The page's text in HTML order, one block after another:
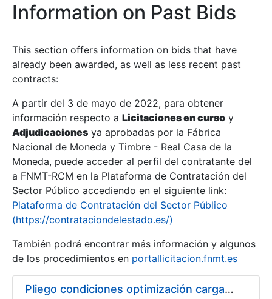
Show/Hide
Show/Hide
Information on Past Bids
This section offers information on bids that have
already been awarded, as well as less recent past
contracts:
A partir del 3 de mayo de 2022, para obtener
información respecto a Licitaciones en curso y
Adjudicaciones ya aprobadas por la Fábrica
Nacional de Moneda y Timbre - Real Casa de la
Moneda, puede acceder al perfil del contratante del
a FNMT-RCM en la Plataforma de Contratación del
Sector Público accediendo en el siguiente link:
Plataforma de Contratación del Sector Público
(https://contrataciondelestado.es/)
También podrá encontrar más información y algunos
de los procedimientos en portallicitacion.fnmt.es
Pliego condiciones optimización cargas compras firmado